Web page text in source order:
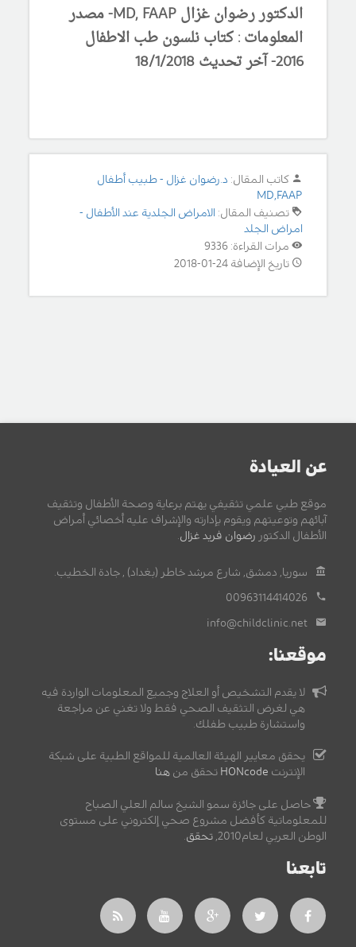
الدكتور رضوان غزال MD, FAAP- مصدر
المعلومات : كتاب نلسون طب الاطفال
2016- آخر تحديث 18/1/2018
كاتب المقال: د.رضوان غزال - طبيب أطفال
MD,FAAP
تصنيف المقال: الامراض الجلدية عند الأطفال -
امراض الجلد
مرات القراءة: 9336
تاريخ الإضافة 24-01-2018
عن العيادة
موقع طبي علمي تثقيفي يهتم برعاية وصحة الأطفال وتثقيف
آبائهم وتوعيتهم ويقوم بإدارته والإشراف عليه أخصائي أمراض
الأطفال الدكتور رضوان فريد غزال
سوريا, دمشق, شارع مرشد خاطر (بغداد) , جادة الخطيب.
00963114414026
info@childclinic.net
موقعنا:
لا يقدم التشخيص أو العلاج وجميع المعلومات الواردة فيه
هي لغرض التثقيف الصحي فقط ولا تغني عن مراجعة
واستشارة طبيب طفلك.
يحقق معايير الهيئة العالمية للمواقع الطبية على شبكة
الإنترنت HONcode تحقق من هنا
حاصل على جائزة سمو الشيخ سالم العلي الصباح
للمعلوماتية كأفضل مشروع صحي إلكتروني على مستوى
الوطن العربي لعام2010,
تحقق
تابعنا